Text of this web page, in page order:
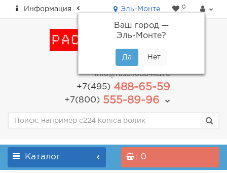
Информация Эль-Монте
Ваш город —
Эль-Монте?
0
пн-пт: с 9.00 до 18.00
info@raschodo4ka.ru
+7(495)488-65-59
+7(800)555-89-96
Каталог : 0